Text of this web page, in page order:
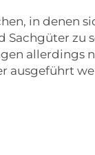
in denen
Sachgüter zu
allerdings
ausgeführt